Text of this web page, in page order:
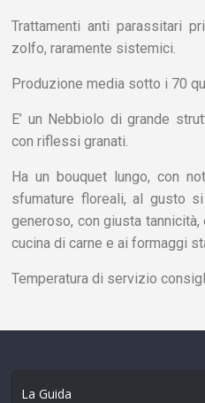
Trattamenti anti parassitari
zolfo, raramente sistemici.
Produzione media sotto i 70
E’ un Nebbiolo di grande
con riflessi granati.
Ha un bouquet lungo, con
sfumature floreali, al gusto
generoso, con giusta
cucina di carne e ai formaggi
Temperatura di servizio
La Guida